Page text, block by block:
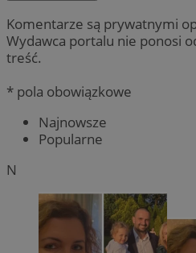
Komentarze są prywatnymi
Wydawca portalu nie ponosi
treść.
* pola obowiązkowe
Najnowsze
Popularne
N